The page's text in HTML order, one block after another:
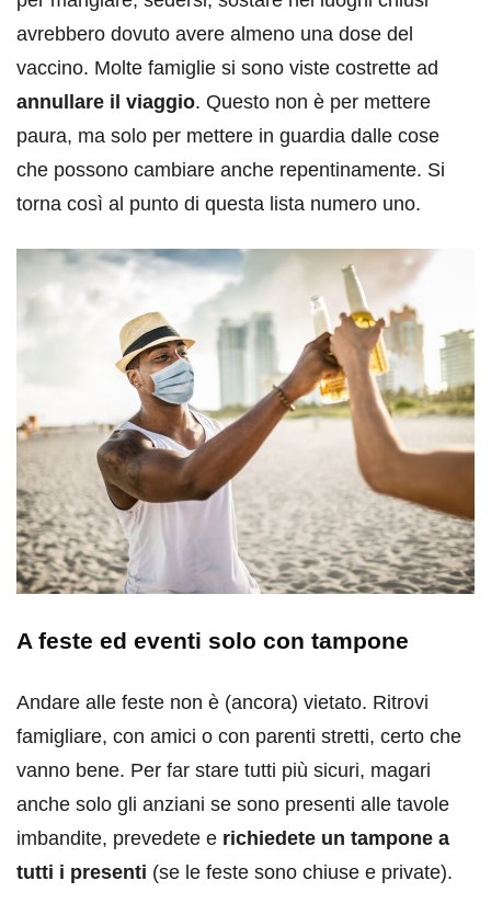
avrebbero dovuto avere almeno una dose del
vaccino. Molte famiglie si sono viste costrette ad
annullare il viaggio. Questo non è per mettere
paura, ma solo per mettere in guardia dalle cose
che possono cambiare anche repentinamente. Si
torna così al punto di questa lista numero uno.
A feste ed eventi solo con tampone
Andare alle feste non è (ancora) vietato. Ritrovi
famigliare, con amici o con parenti stretti, certo che
vanno bene. Per far stare tutti più sicuri, magari
anche solo gli anziani se sono presenti alle tavole
imbandite, prevedete e richiedete un tampone a
tutti i presenti (se le feste sono chiuse e private).